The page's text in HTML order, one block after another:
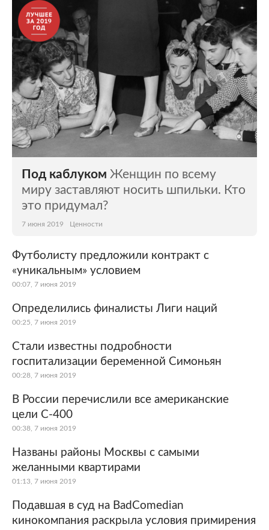
Под каблуком Женщин по всему
миру заставляют носить шпильки. Кто
это придумал?
7 июня 2019 Ценности
Футболисту предложили контракт с
«уникальным» условием
00:07, 7 июня 2019
Определились финалисты Лиги наций
00:25, 7 июня 2019
Стали известны подробности
госпитализации беременной Симоньян
00:28, 7 июня 2019
В России перечислили все американские
цели С-400
00:38, 7 июня 2019
Названы районы Москвы с самыми
желанными квартирами
01:13, 7 июня 2019
Подавшая в суд на BadComedian
кинокомпания раскрыла условия примирения